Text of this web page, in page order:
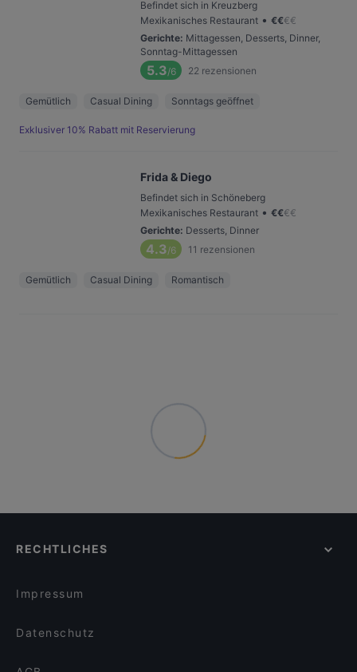
Befindet sich in Kreuzberg
Mexikanisches Restaurant • €€€€
Gerichte: Mittagessen, Desserts, Dinner,
Sonntag-Mittagessen
5.3/6 22 rezensionen
Gemütlich Casual Dining Sonntags geöffnet
Exklusiver 10% Rabatt mit Reservierung
Frida & Diego
Befindet sich in Schöneberg
Mexikanisches Restaurant • €€€€
Gerichte: Desserts, Dinner
4.3/6 11 rezensionen
Gemütlich Casual Dining Romantisch
RECHTLICHES
Impressum
Datenschutz